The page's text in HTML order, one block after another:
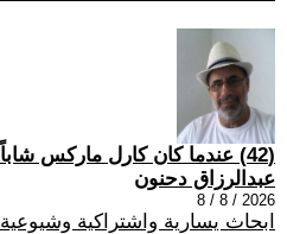
(42) عندما كان كارل ماركس شاباً
عبدالرزاق دحنون
2026 / 8 / 8
ابحاث يسارية واشتراكية وشيوعية